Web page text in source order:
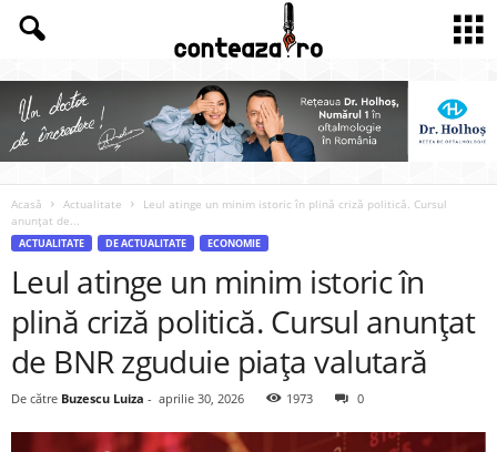
Acasă Actualitate
Leul atinge un minim istoric în plină criză politică. Cursul
anunțat de...
ACTUALITATE DE ACTUALITATE ECONOMIE
Leul atinge un minim istoric în
plină criză politică. Cursul anunțat
de BNR zguduie piața valutară
De către Buzescu Luiza - aprilie 30, 2026 1973 0